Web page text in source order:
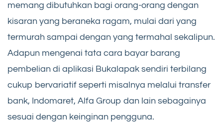
memang dibutuhkan bagi orang-orang dengan
kisaran yang beraneka ragam, mulai dari yang
termurah sampai dengan yang termahal sekalipun.
Adapun mengenai tata cara bayar barang
pembelian di aplikasi Bukalapak sendiri terbilang
cukup bervariatif seperti misalnya melalui transfer
bank, Indomaret, Alfa Group dan lain sebagainya
sesuai dengan keinginan pengguna.